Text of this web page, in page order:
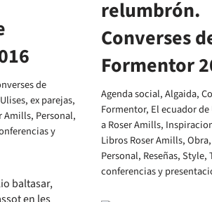
relumbrón.
Converses
Formentor
Agenda social,Algaida,
Formentor, El ecuador de
a Roser Amills,
Libros Roser Amills,Obra,
Personal, Reseñas,Style,
conferencias y
de
,ex parejas,
Amills, Personal,
y